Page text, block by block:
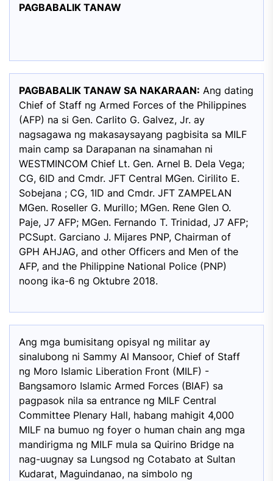
PAGBABALIK TANAW
PAGBABALIK TANAW SA NAKARAAN: Ang dating
Chief of Staff ng Armed Forces of the Philippines
(AFP) na si Gen. Carlito G. Galvez, Jr. ay
nagsagawa ng makasaysayang pagbisita sa MILF
main camp sa Darapanan na sinamahan ni
WESTMINCOM Chief Lt. Gen. Arnel B. Dela Vega;
CG, 6ID and Cmdr. JFT Central MGen. Cirilito E.
Sobejana ; CG, 1ID and Cmdr. JFT ZAMPELAN
MGen. Roseller G. Murillo; MGen. Rene Glen O.
Paje, J7 AFP; MGen. Fernando T. Trinidad, J7 AFP;
PCSupt. Garciano J. Mijares PNP, Chairman of
GPH AHJAG, and other Officers and Men of the
AFP, and the Philippine National Police (PNP)
noong ika-6 ng Oktubre 2018.
Ang mga bumisitang opisyal ng militar ay
sinalubong ni Sammy Al Mansoor, Chief of Staff
ng Moro Islamic Liberation Front (MILF) -
Bangsamoro Islamic Armed Forces (BIAF) sa
pagpasok nila sa entrance ng MILF Central
Committee Plenary Hall, habang mahigit 4,000
MILF na bumuo ng foyer o human chain ang mga
mandirigma ng MILF mula sa Quirino Bridge na
nag-uugnay sa Lungsod ng Cotabato at Sultan
Kudarat, Maguindanao, na simbolo ng